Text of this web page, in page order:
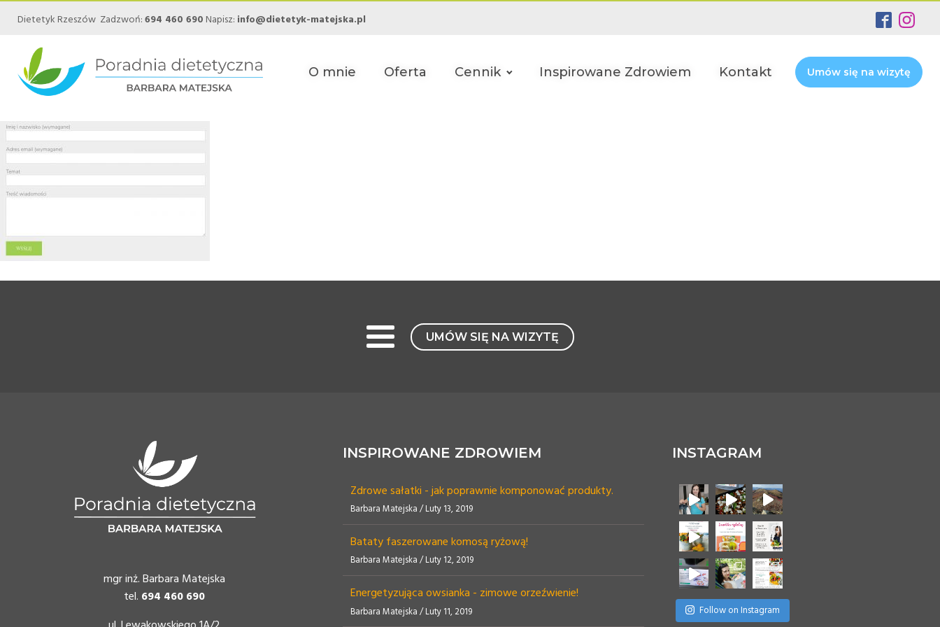
Dietetyk Rzeszów Zadzwoń:694 460 690 Napisz: info@dietetyk-matejska.pl
O mnie Oferta Cennik Inspirowane Zdrowiem Kontakt Umów się na wizytę
UMÓW SIĘ NA WIZYTĘ
mgr inż. Barbara Matejska
tel. 694 460 690
INSPIROWANE ZDROWIEM
Zdrowe sałatki - jak poprawnie komponować produkty.
Barbara Matejska / Luty 13, 2019
Bataty faszerowane komosą ryżową!
Barbara Matejska / Luty 12, 2019
Energetyzująca owsianka - zimowe orzeźwienie!
Barbara Matejska / Luty 11, 2019
INSTAGRAM
Follow on Instagram